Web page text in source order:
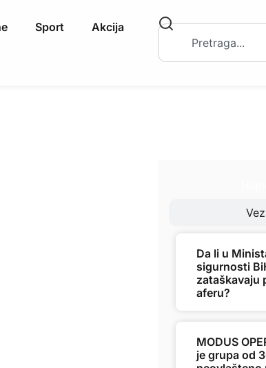
Sport Akcija
Da li u
sigurnosti
zataškavaju
aferu?
MODUS
je grupa od